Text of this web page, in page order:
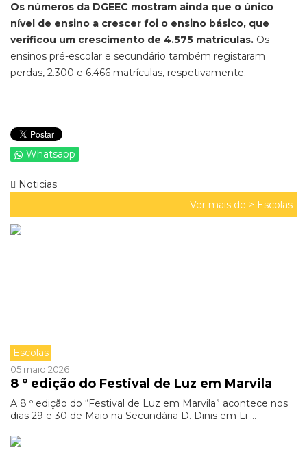
Os números da DGEEC mostram ainda que o único
nível de ensino a crescer foi o ensino básico, que
verificou um crescimento de 4.575 matrículas. Os
ensinos pré-escolar e secundário também registaram
perdas, 2.300 e 6.466 matrículas, respetivamente.
Whatsapp
Noticias
Ver mais de > Escolas
Escolas
05 maio 2026
8 º edição do Festival de Luz em Marvila
A 8 º edição do “Festival de Luz em Marvila” acontece nos
dias 29 e 30 de Maio na Secundária D. Dinis em Li ...